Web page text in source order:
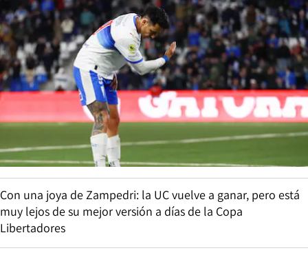
Con una joya de Zampedri: la UC vuelve a ganar, pero está
muy lejos de su mejor versión a días de la Copa
Libertadores